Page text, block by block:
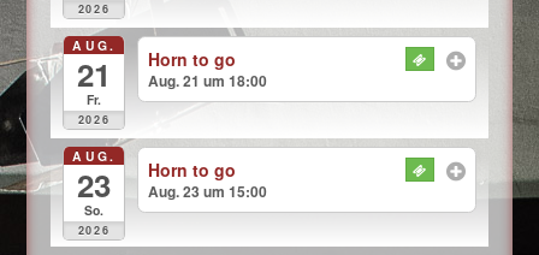
2026
AUG.
21
Fr.
2026
Horn to go
Aug. 21 um 18:00
AUG.
23
So.
2026
Horn to go
Aug. 23 um 15:00